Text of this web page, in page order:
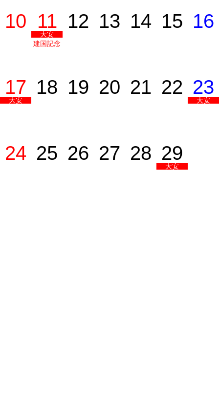
10 11
大安
建国記念
12 13 14 15 16
17
大安
18 19 20 21 22 23
大安
24 25 26 27 28 29
大安